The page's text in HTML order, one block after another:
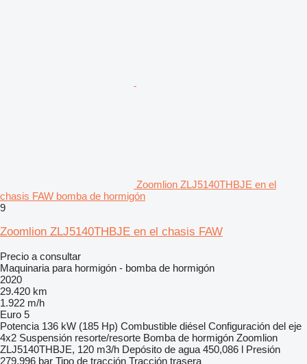
Zoomlion ZLJ5140THBJE en el
chasis FAW bomba de hormigón
9
Zoomlion ZLJ5140THBJE en el chasis FAW
Precio a consultar
Maquinaria para hormigón - bomba de hormigón
2020
29.420 km
1.922 m/h
Euro 5
Potencia 136 kW (185 Hp) Combustible diésel Configuración del eje
4x2 Suspensión resorte/resorte Bomba de hormigón Zoomlion
ZLJ5140THBJE, 120 m3/h Depósito de agua 450,086 l Presión
279,996 bar Tipo de tracción Tracción trasera